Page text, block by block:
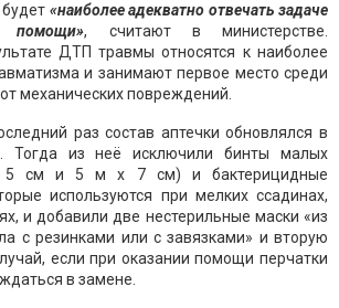
«наиболее адекватно отвечать задаче
помощи», считают в министерстве.
ДТП травмы относятся к наиболее
и занимают первое место среди
механических повреждений.
раз состав аптечки обновлялся в
Тогда из неё исключили бинты малых
см и 5 м х 7 см) и бактерицидные
используются при мелких ссадинах,
и добавили две нестерильные маски «из
с резинками или с завязками» и вторую
если при оказании помощи перчатки
в замене.